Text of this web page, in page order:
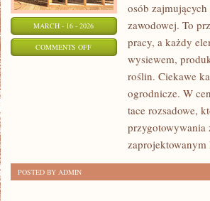
MARCH - 16 - 2026
COMMENTS OFFON
WARZYWNIK
osób
zawodowej. To
pracy, a każdy
wysiewem,
roślin. Ciekawe
ogrodnicze. W
tace rozsadowe,
przygotowywania
POSTED BY ADMIN